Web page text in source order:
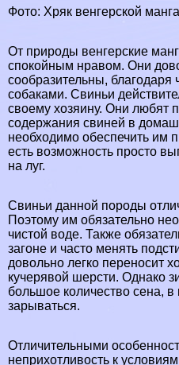
Фото: Хряк венгерской
От природы венгерские
спокойным нравом. Они
сообразительны, благодаря
собаками. Свиньи
своему хозяину. Они любят
содержания свиней в
необходимо обеспечить им
есть возможность просто
на луг.
Свиньи данной породы
Поэтому им обязательно
чистой воде. Также
загоне и часто менять
довольно легко переносит
кучерявой шерсти. Однако
большое количество сена,
зарываться.
Отличительными
неприхотливость к